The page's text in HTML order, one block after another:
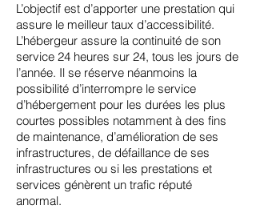
L’objectif est d’apporter une prestation qui
assure le meilleur taux d’accessibilité.
L’hébergeur assure la continuité de son
service 24 heures sur 24, tous les jours de
l’année. Il se réserve néanmoins la
possibilité d’interrompre le service
d’hébergement pour les durées les plus
courtes possibles notamment à des fins
de maintenance, d’amélioration de ses
infrastructures, de défaillance de ses
infrastructures ou si les prestations et
services génèrent un trafic réputé
anormal.